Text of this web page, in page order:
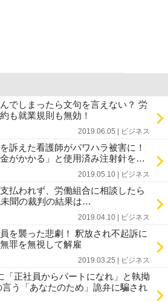
でしまったら文句を言えない？ 労
も就業規則も無効！
2019.06.05 | ビジネス
訴えた看護師がパワハラ被害に！
金がかかる」と使用済み注射針を…
2019.05.10 | ビジネス
払われず、労働組合に相談したら
聞の裁判の結果は…
2019.04.10 | ビジネス
を襲った悲劇！ 釈放され不起訴に
罪を無視して解雇
2019.03.25 | ビジネス
「正社員からパートになれ」と執拗
う「あなたのため」詭弁に騙され